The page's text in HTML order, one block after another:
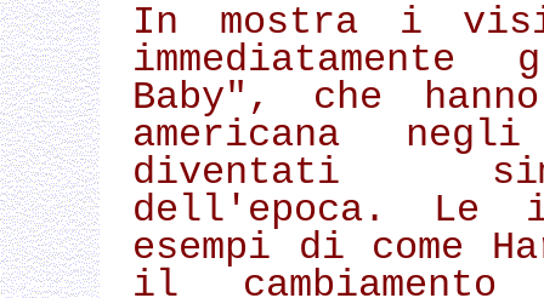
In mostra i
Baby", che
americana
diventati
dell'epoca. Le
esempi di come
il